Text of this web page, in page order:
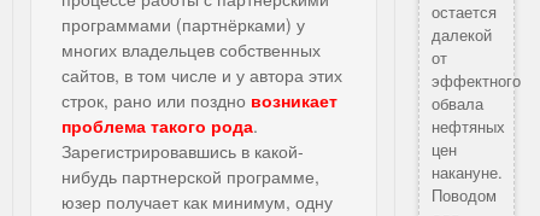
программами (партнёрками) у
многих владельцев собственных
сайтов, в том числе и у автора этих
строк, рано или поздно возникает
проблема такого рода.
Зарегистрировавшись в какой-
нибудь партнерской программе,
юзер получает как минимум, одну
остается
далекой
от
эффектного
обвала
нефтяных
цен
накануне.
Поводом